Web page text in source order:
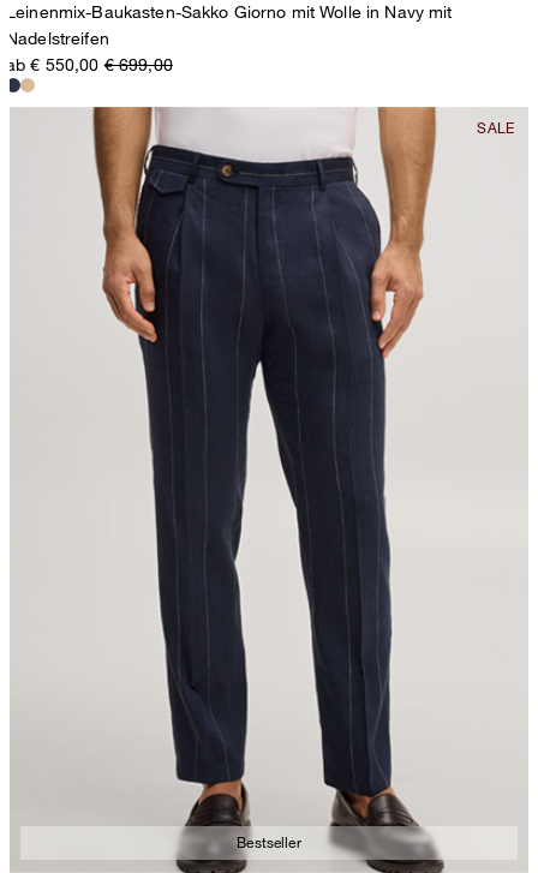
Leinenmix-Baukasten-Sakko Giorno mit Wolle in Navy mit
Nadelstreifen
ab € 550,00 € 699,00
Bestseller